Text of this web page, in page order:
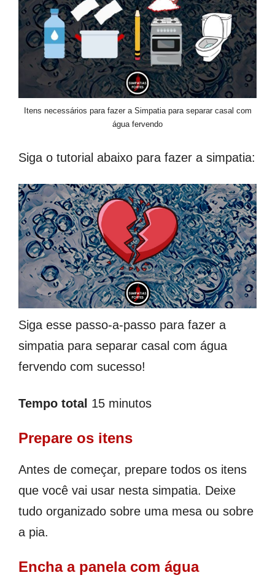
Itens necessários para fazer a Simpatia para separar casal com
água fervendo
Siga o tutorial abaixo para fazer a simpatia:
Siga esse passo-a-passo para fazer a
simpatia para separar casal com água
fervendo com sucesso!
Tempo total 15 minutos
Prepare os itens
Antes de começar, prepare todos os itens
que você vai usar nesta simpatia. Deixe
tudo organizado sobre uma mesa ou sobre
a pia.
Encha a panela com água